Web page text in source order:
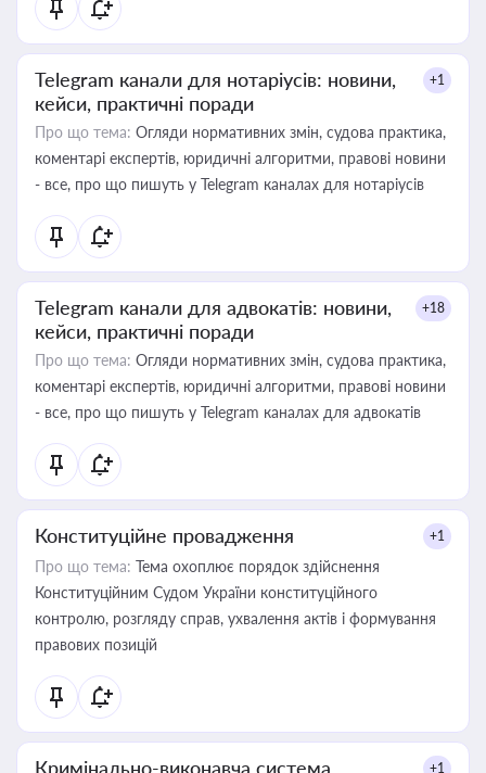
Telegram канали для нотаріусів: новини,
кейси, практичні поради
+1
Про що тема: Огляди нормативних змін, судова практика,
коментарі експертів, юридичні алгоритми, правові новини
- все, про що пишуть у Telegram каналах для нотаріусів
Telegram канали для адвокатів: новини,
кейси, практичні поради
+18
Про що тема: Огляди нормативних змін, судова практика,
коментарі експертів, юридичні алгоритми, правові новини
- все, про що пишуть у Telegram каналах для адвокатів
Конституційне провадження +1
Про що тема: Тема охоплює порядок здійснення
Конституційним Судом України конституційного
контролю, розгляду справ, ухвалення актів і формування
правових позицій
Кримінально-виконавча система +1